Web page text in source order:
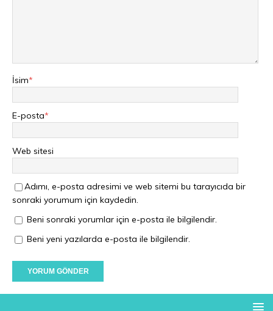
İsim*
E-posta*
Web sitesi
Adımı, e-posta adresimi ve web sitemi bu tarayıcıda bir
sonraki yorumum için kaydedin.
Beni sonraki yorumlar için e-posta ile bilgilendir.
Beni yeni yazılarda e-posta ile bilgilendir.